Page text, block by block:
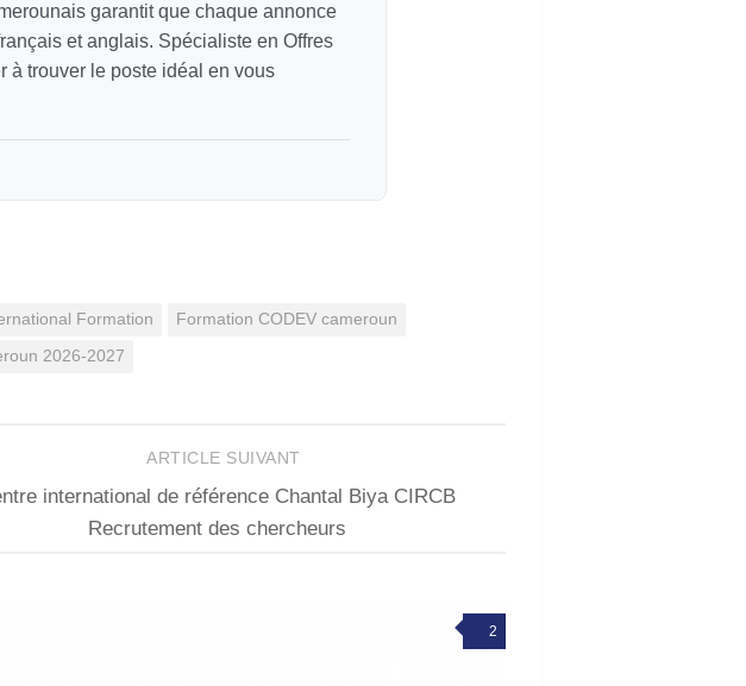
garantit que chaque annonce
et anglais. Spécialiste en Offres
à trouver le poste idéal en vous
Formation Formation CODEV cameroun
2026-2027
ARTICLE SUIVANT
international de référence Chantal Biya CIRCB
Recrutement des chercheurs
2